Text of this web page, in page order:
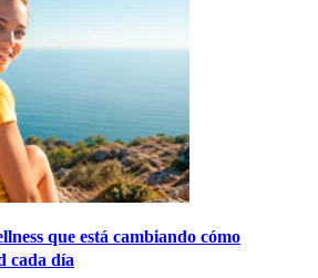
que está cambiando cómo
cada día